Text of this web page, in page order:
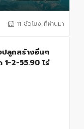
11 ชั่วโมง ที่ผ่านมา
ปลูกสร้างอื่นๆ
1-2-55.90 ไร่